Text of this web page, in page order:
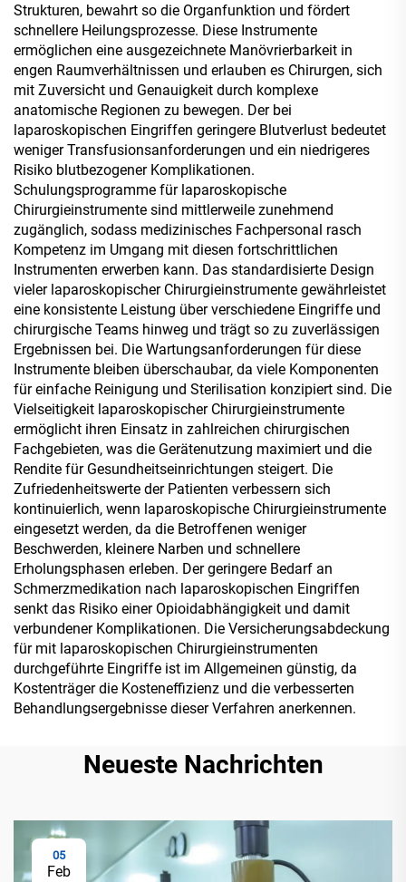
Strukturen, bewahrt so die Organfunktion und fördert
schnellere Heilungsprozesse. Diese Instrumente
ermöglichen eine ausgezeichnete Manövrierbarkeit in
engen Raumverhältnissen und erlauben es Chirurgen, sich
mit Zuversicht und Genauigkeit durch komplexe
anatomische Regionen zu bewegen. Der bei
laparoskopischen Eingriffen geringere Blutverlust bedeutet
weniger Transfusionsanforderungen und ein niedrigeres
Risiko blutbezogener Komplikationen.
Schulungsprogramme für laparoskopische
Chirurgieinstrumente sind mittlerweile zunehmend
zugänglich, sodass medizinisches Fachpersonal rasch
Kompetenz im Umgang mit diesen fortschrittlichen
Instrumenten erwerben kann. Das standardisierte Design
vieler laparoskopischer Chirurgieinstrumente gewährleistet
eine konsistente Leistung über verschiedene Eingriffe und
chirurgische Teams hinweg und trägt so zu zuverlässigen
Ergebnissen bei. Die Wartungsanforderungen für diese
Instrumente bleiben überschaubar, da viele Komponenten
für einfache Reinigung und Sterilisation konzipiert sind. Die
Vielseitigkeit laparoskopischer Chirurgieinstrumente
ermöglicht ihren Einsatz in zahlreichen chirurgischen
Fachgebieten, was die Gerätenutzung maximiert und die
Rendite für Gesundheitseinrichtungen steigert. Die
Zufriedenheitswerte der Patienten verbessern sich
kontinuierlich, wenn laparoskopische Chirurgieinstrumente
eingesetzt werden, da die Betroffenen weniger
Beschwerden, kleinere Narben und schnellere
Erholungsphasen erleben. Der geringere Bedarf an
Schmerzmedikation nach laparoskopischen Eingriffen
senkt das Risiko einer Opioidabhängigkeit und damit
verbundener Komplikationen. Die Versicherungsabdeckung
für mit laparoskopischen Chirurgieinstrumenten
durchgeführte Eingriffe ist im Allgemeinen günstig, da
Kostenträger die Kosteneffizienz und die verbesserten
Behandlungsergebnisse dieser Verfahren anerkennen.
Neueste Nachrichten
05
Feb